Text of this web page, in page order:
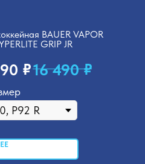
BAUER VAPOR
GRIP JR
₽16 490 ₽